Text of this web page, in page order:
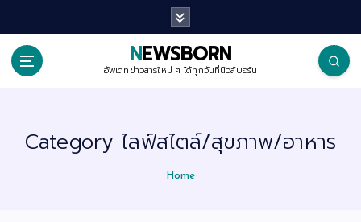
i
NEWSBORN
อัพเดทข่าวสารใหม่ ๆ ได้ทุกวันที่นิวส์บอร์น
Category ไลฟ์สไตล์/สุขภาพ/อาหาร
Home